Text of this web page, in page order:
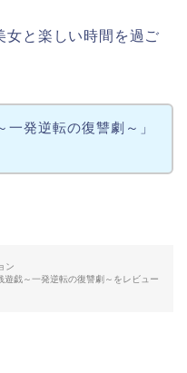
女と楽しい時間を過ご
一発逆転の復讐劇～」
ン
戯～一発逆転の復讐劇～をレビュー